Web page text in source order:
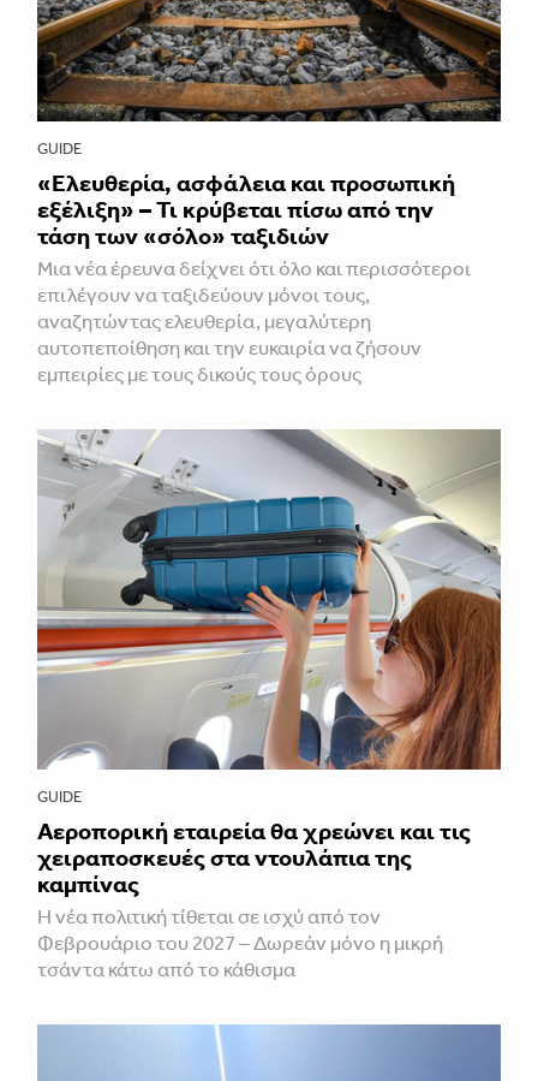
GUIDE
«Ελευθερία, ασφάλεια και προσωπική
εξέλιξη» – Τι κρύβεται πίσω από την
τάση των «σόλο» ταξιδιών
Μια νέα έρευνα δείχνει ότι όλο και περισσότεροι
επιλέγουν να ταξιδεύουν μόνοι τους,
αναζητώντας ελευθερία, μεγαλύτερη
αυτοπεποίθηση και την ευκαιρία να ζήσουν
εμπειρίες με τους δικούς τους όρους
GUIDE
Αεροπορική εταιρεία θα χρεώνει και τις
χειραποσκευές στα ντουλάπια της
καμπίνας
Η νέα πολιτική τίθεται σε ισχύ από τον
Φεβρουάριο του 2027 – Δωρεάν μόνο η μικρή
τσάντα κάτω από το κάθισμα